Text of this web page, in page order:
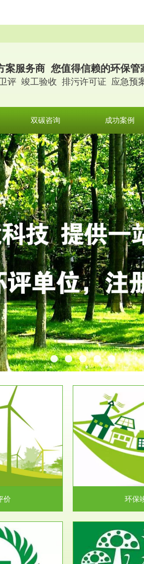
案服务商 您值得信赖的环保管
评 竣工验收 排污许可证 应急预
双碳咨询 成功案例
价
围
验收
理条例》第十七条 编
告书、...
环保
排污许可申报咨询
人民共
围